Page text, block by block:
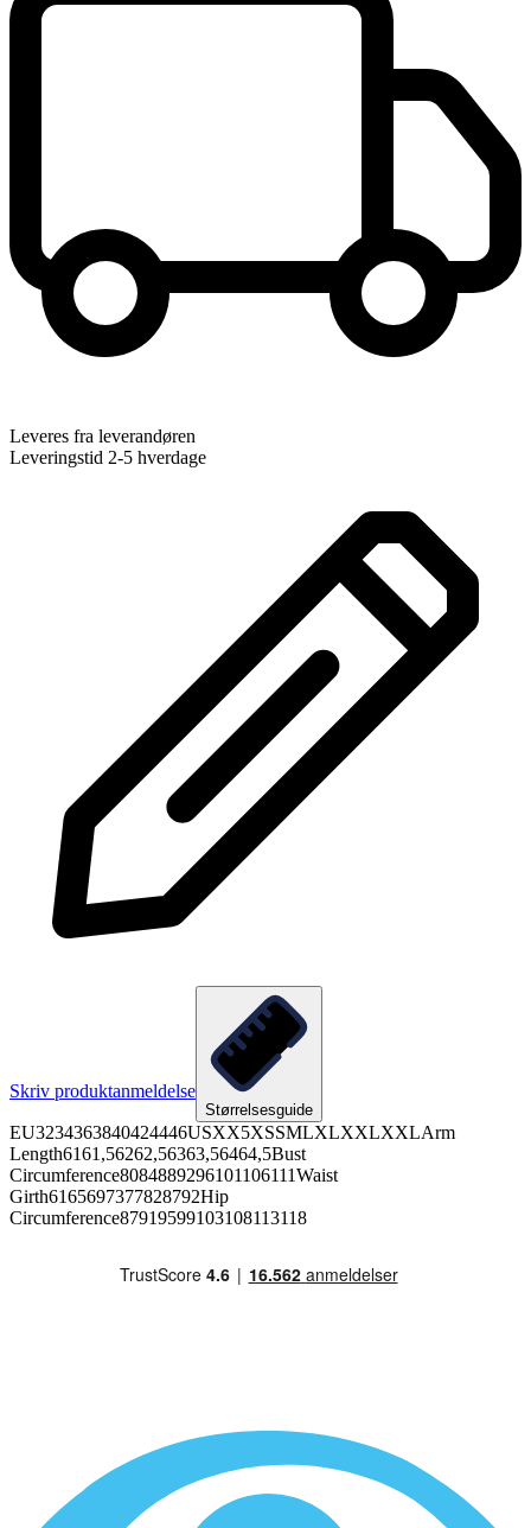
Leveres fra leverandøren
Leveringstid 2-5 hverdage
Skriv produktanmeldelse
Størrelsesguide
EU3234363840424446USXX5XSSMLXLXXLXXLArm
Length6161,56262,56363,56464,5Bust
Circumference8084889296101106111Waist
Girth6165697377828792Hip
Circumference87919599103108113118